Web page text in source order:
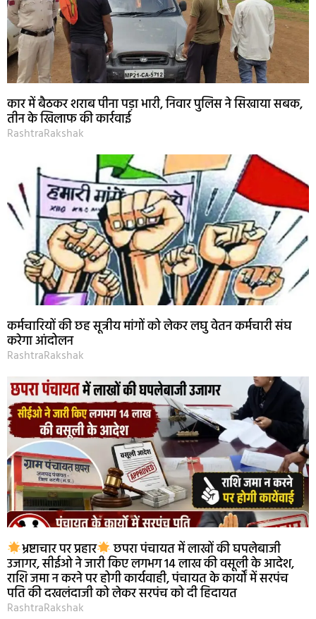
कार में बैठकर शराब पीना पड़ा भारी, निवार पुलिस ने सिखाया सबक,
तीन के खिलाफ की कार्रवाई
RashtraRakshak
कर्मचारियों की छह सूत्रीय मांगों को लेकर लघु वेतन कर्मचारी संघ
करेगा आंदोलन
RashtraRakshak
भ्रष्टाचार पर प्रहार छपरा पंचायत में लाखों की घपलेबाजी
उजागर, सीईओ ने जारी किए लगभग 14 लाख की वसूली के आदेश,
राशि जमा न करने पर होगी कार्यवाही, पंचायत के कार्यों में सरपंच
पति की दखलंदाजी को लेकर सरपंच को दी हिदायत
RashtraRakshak